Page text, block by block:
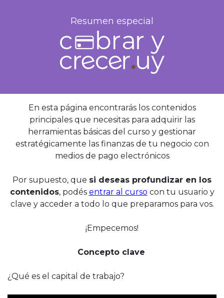
Resumen especial
En esta página encontrarás los contenidos
principales que necesitas para adquirir las
herramientas básicas del curso y gestionar
estratégicamente las finanzas de tu negocio con
medios de pago electrónicos
Por supuesto, que si deseas profundizar en los
contenidos, podés entrar al curso con tu usuario y
clave y acceder a todo lo que preparamos para vos.
¡Empecemos!
Concepto clave
¿Qué es el capital de trabajo?